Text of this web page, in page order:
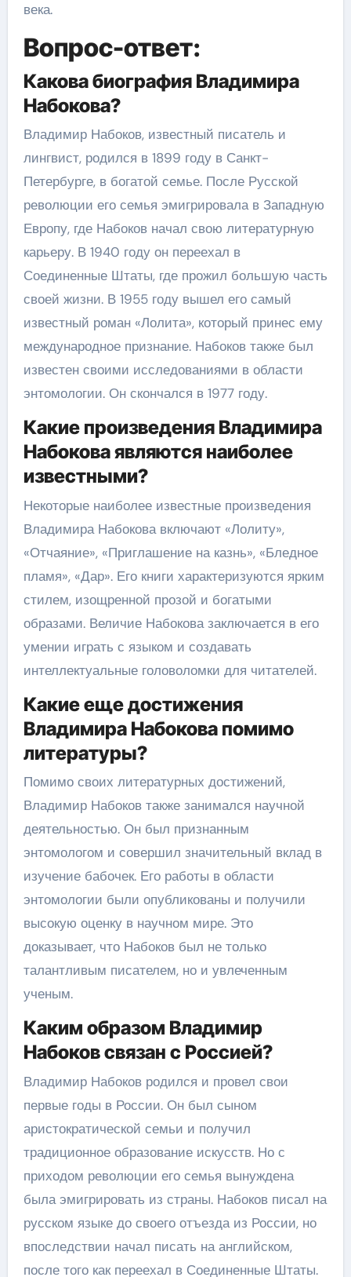
века.
Вопрос-ответ:
Какова биография Владимира
Набокова?
Владимир Набоков, известный писатель и
лингвист, родился в 1899 году в Санкт-
Петербурге, в богатой семье. После Русской
революции его семья эмигрировала в Западную
Европу, где Набоков начал свою литературную
карьеру. В 1940 году он переехал в
Соединенные Штаты, где прожил большую часть
своей жизни. В 1955 году вышел его самый
известный роман «Лолита», который принес ему
международное признание. Набоков также был
известен своими исследованиями в области
энтомологии. Он скончался в 1977 году.
Какие произведения Владимира
Набокова являются наиболее
известными?
Некоторые наиболее известные произведения
Владимира Набокова включают «Лолиту»,
«Отчаяние», «Приглашение на казнь», «Бледное
пламя», «Дар». Его книги характеризуются ярким
стилем, изощренной прозой и богатыми
образами. Величие Набокова заключается в его
умении играть с языком и создавать
интеллектуальные головоломки для читателей.
Какие еще достижения
Владимира Набокова помимо
литературы?
Помимо своих литературных достижений,
Владимир Набоков также занимался научной
деятельностью. Он был признанным
энтомологом и совершил значительный вклад в
изучение бабочек. Его работы в области
энтомологии были опубликованы и получили
высокую оценку в научном мире. Это
доказывает, что Набоков был не только
талантливым писателем, но и увлеченным
ученым.
Каким образом Владимир
Набоков связан с Россией?
Владимир Набоков родился и провел свои
первые годы в России. Он был сыном
аристократической семьи и получил
традиционное образование искусств. Но с
приходом революции его семья вынуждена
была эмигрировать из страны. Набоков писал на
русском языке до своего отъезда из России, но
впоследствии начал писать на английском,
после того как переехал в Соединенные Штаты.